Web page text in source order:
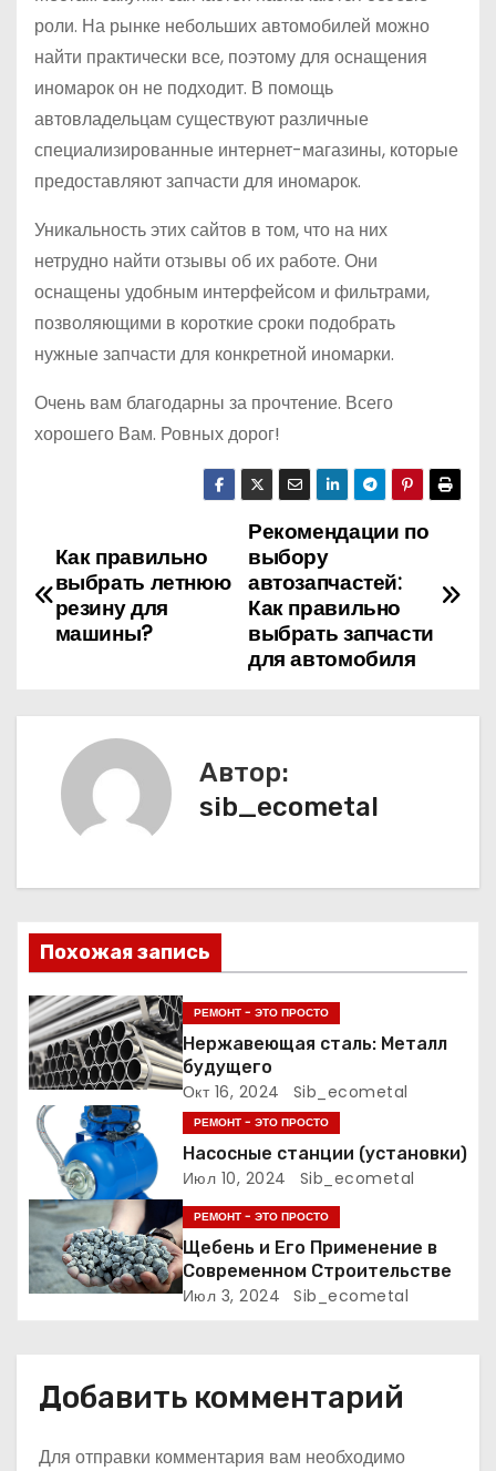
роли. На рынке небольших автомобилей можно
найти практически все, поэтому для оснащения
иномарок он не подходит. В помощь
автовладельцам существуют различные
специализированные интернет-магазины, которые
предоставляют запчасти для иномарок.
Уникальность этих сайтов в том, что на них
нетрудно найти отзывы об их работе. Они
оснащены удобным интерфейсом и фильтрами,
позволяющими в короткие сроки подобрать
нужные запчасти для конкретной иномарки.
Очень вам благодарны за прочтение. Всего
хорошего Вам. Ровных дорог!
Н
а
г
п
о
з
а
п
и
с
я
Рекомендации по
выбору
автозапчастей:
Как правильно
выбрать запчасти
для автомобиля
Как правильно
выбрать летнюю
резину для
машины?
Автор:
sib_ecometal
Похожая запись
РЕМОНТ - ЭТО ПРОСТО
Нержавеющая сталь: Металл
будущего
Окт 16, 2024 Sib_ecometal
РЕМОНТ - ЭТО ПРОСТО
Насосные станции (установки)
Июл 10, 2024 Sib_ecometal
РЕМОНТ - ЭТО ПРОСТО
Щебень и Его Применение в
Современном Строительстве
Июл 3, 2024 Sib_ecometal
Добавить комментарий
Для отправки комментария вам необходимо